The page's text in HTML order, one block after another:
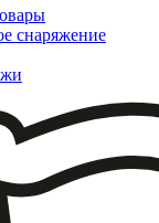
снаряжение